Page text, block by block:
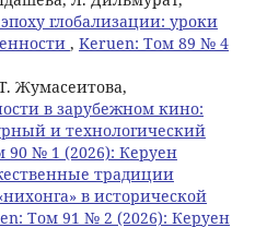
глобализации: уроки
, Keruen: Том 89 № 4
Жумасеитова,
в зарубежном кино:
и технологический
90 № 1 (2026): Керуен
традиции
в исторической
Том 91 № 2 (2026): Керуен